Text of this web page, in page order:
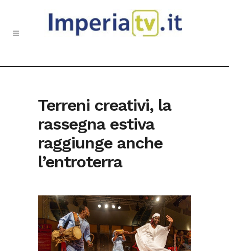
Terreni creativi, la
rassegna estiva
raggiunge anche
l’entroterra